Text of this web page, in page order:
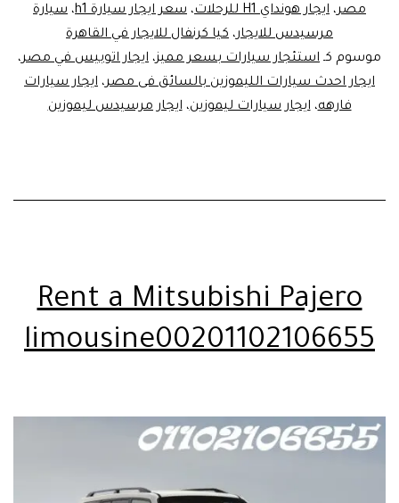
مصر، ايجار هونداي H1 للرحلات ، سعر ايجار سيارة h1 ، سيارة
مرسيدس للايجار، كيا كرنفال للايجار في القاهرة
موسوم كـ استئجار سيارات بسعر مميز، ايجار اتوبيس في مصر،
ايجار احدث سيارات الليموزين بالسائق فى مصر، ايجار سيارات
فارهه،ايجار سيارات ليموزين،ايجار مرسيدس ليموزين
Rent a Mitsubishi Pajero
limousine00201102106655